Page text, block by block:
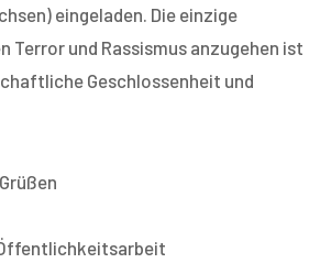
eingeladen. Die einzige
Terror und Rassismus anzugehen ist
Geschlossenheit und